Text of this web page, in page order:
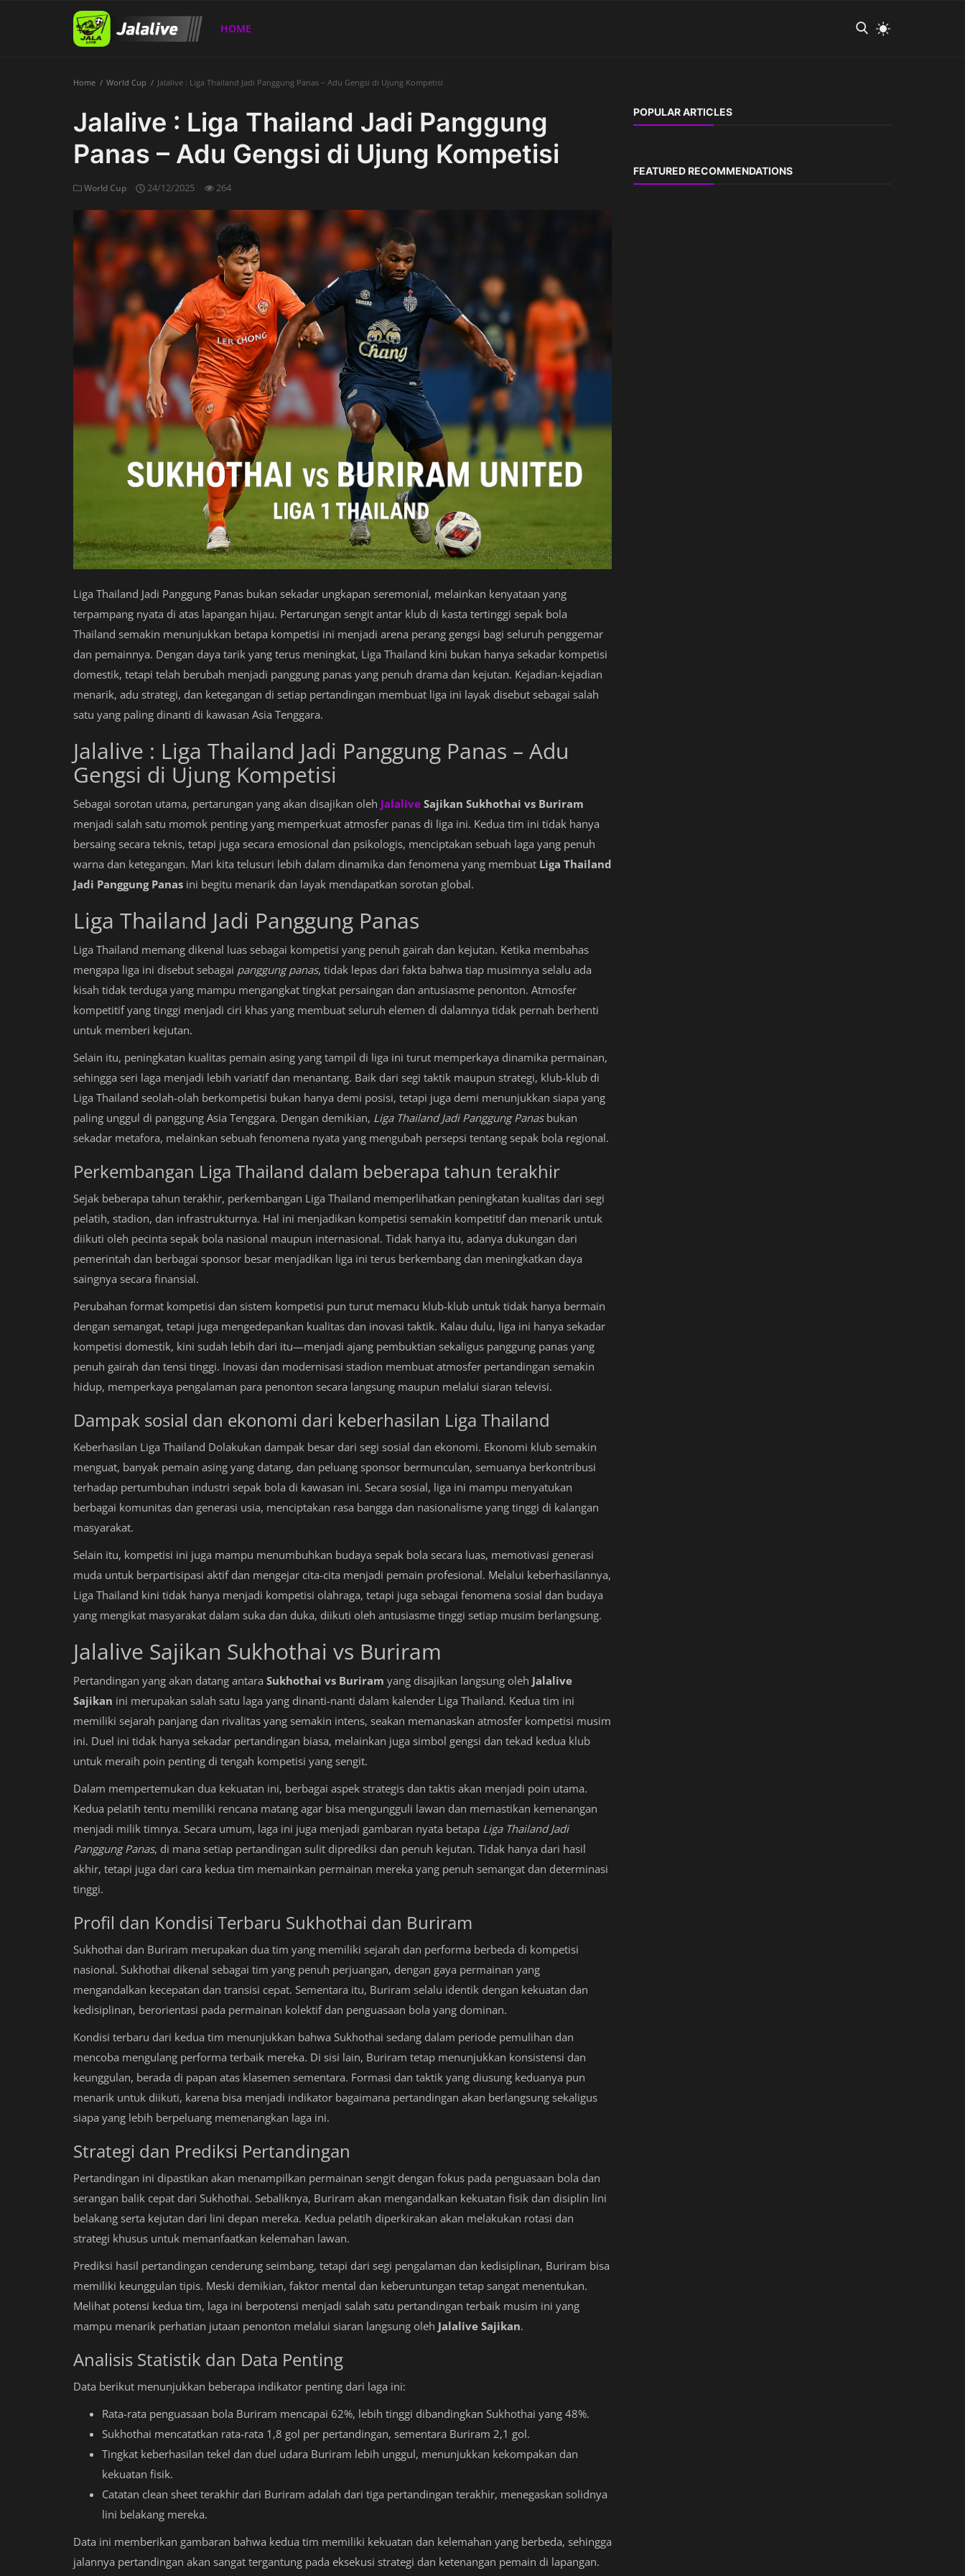
HOME
Home World Cup Jalalive : Liga Thailand Jadi Panggung Panas – Adu Gengsi di Ujung Kompetisi
Jalalive : Liga Thailand Jadi Panggung
Panas – Adu Gengsi di Ujung Kompetisi
World Cup 24/12/2025 264
Liga Thailand Jadi Panggung Panas bukan sekadar ungkapan seremonial, melainkan kenyataan yang
terpampang nyata di atas lapangan hijau. Pertarungan sengit antar klub di kasta tertinggi sepak bola
Thailand semakin menunjukkan betapa kompetisi ini menjadi arena perang gengsi bagi seluruh penggemar
dan pemainnya. Dengan daya tarik yang terus meningkat, Liga Thailand kini bukan hanya sekadar kompetisi
domestik, tetapi telah berubah menjadi panggung panas yang penuh drama dan kejutan. Kejadian-kejadian
menarik, adu strategi, dan ketegangan di setiap pertandingan membuat liga ini layak disebut sebagai salah
satu yang paling dinanti di kawasan Asia Tenggara.
Jalalive : Liga Thailand Jadi Panggung Panas – Adu
Gengsi di Ujung Kompetisi
Sebagai sorotan utama, pertarungan yang akan disajikan oleh Jalalive Sajikan Sukhothai vs Buriram
menjadi salah satu momok penting yang memperkuat atmosfer panas di liga ini. Kedua tim ini tidak hanya
bersaing secara teknis, tetapi juga secara emosional dan psikologis, menciptakan sebuah laga yang penuh
warna dan ketegangan. Mari kita telusuri lebih dalam dinamika dan fenomena yang membuat Liga Thailand
Jadi Panggung Panas ini begitu menarik dan layak mendapatkan sorotan global.
Liga Thailand Jadi Panggung Panas
Liga Thailand memang dikenal luas sebagai kompetisi yang penuh gairah dan kejutan. Ketika membahas
mengapa liga ini disebut sebagai panggung panas, tidak lepas dari fakta bahwa tiap musimnya selalu ada
kisah tidak terduga yang mampu mengangkat tingkat persaingan dan antusiasme penonton. Atmosfer
kompetitif yang tinggi menjadi ciri khas yang membuat seluruh elemen di dalamnya tidak pernah berhenti
untuk memberi kejutan.
Selain itu, peningkatan kualitas pemain asing yang tampil di liga ini turut memperkaya dinamika permainan,
sehingga seri laga menjadi lebih variatif dan menantang. Baik dari segi taktik maupun strategi, klub-klub di
Liga Thailand seolah-olah berkompetisi bukan hanya demi posisi, tetapi juga demi menunjukkan siapa yang
paling unggul di panggung Asia Tenggara. Dengan demikian, Liga Thailand Jadi Panggung Panasbukan
sekadar metafora, melainkan sebuah fenomena nyata yang mengubah persepsi tentang sepak bola regional.
Perkembangan Liga Thailand dalam beberapa tahun terakhir
Sejak beberapa tahun terakhir, perkembangan Liga Thailand memperlihatkan peningkatan kualitas dari segi
pelatih, stadion, dan infrastrukturnya. Hal ini menjadikan kompetisi semakin kompetitif dan menarik untuk
diikuti oleh pecinta sepak bola nasional maupun internasional. Tidak hanya itu, adanya dukungan dari
pemerintah dan berbagai sponsor besar menjadikan liga ini terus berkembang dan meningkatkan daya
saingnya secara finansial.
Perubahan format kompetisi dan sistem kompetisi pun turut memacu klub-klub untuk tidak hanya bermain
dengan semangat, tetapi juga mengedepankan kualitas dan inovasi taktik. Kalau dulu, liga ini hanya sekadar
kompetisi domestik, kini sudah lebih dari itu—menjadi ajang pembuktian sekaligus panggung panas yang
penuh gairah dan tensi tinggi. Inovasi dan modernisasi stadion membuat atmosfer pertandingan semakin
hidup, memperkaya pengalaman para penonton secara langsung maupun melalui siaran televisi.
Dampak sosial dan ekonomi dari keberhasilan Liga Thailand
Keberhasilan Liga Thailand Dolakukan dampak besar dari segi sosial dan ekonomi. Ekonomi klub semakin
menguat, banyak pemain asing yang datang, dan peluang sponsor bermunculan, semuanya berkontribusi
terhadap pertumbuhan industri sepak bola di kawasan ini. Secara sosial, liga ini mampu menyatukan
berbagai komunitas dan generasi usia, menciptakan rasa bangga dan nasionalisme yang tinggi di kalangan
masyarakat.
Selain itu, kompetisi ini juga mampu menumbuhkan budaya sepak bola secara luas, memotivasi generasi
muda untuk berpartisipasi aktif dan mengejar cita-cita menjadi pemain profesional. Melalui keberhasilannya,
Liga Thailand kini tidak hanya menjadi kompetisi olahraga, tetapi juga sebagai fenomena sosial dan budaya
yang mengikat masyarakat dalam suka dan duka, diikuti oleh antusiasme tinggi setiap musim berlangsung.
Jalalive Sajikan Sukhothai vs Buriram
Pertandingan yang akan datang antara Sukhothai vs Buriram yang disajikan langsung oleh Jalalive
Sajikan ini merupakan salah satu laga yang dinanti-nanti dalam kalender Liga Thailand. Kedua tim ini
memiliki sejarah panjang dan rivalitas yang semakin intens, seakan memanaskan atmosfer kompetisi musim
ini. Duel ini tidak hanya sekadar pertandingan biasa, melainkan juga simbol gengsi dan tekad kedua klub
untuk meraih poin penting di tengah kompetisi yang sengit.
Dalam mempertemukan dua kekuatan ini, berbagai aspek strategis dan taktis akan menjadi poin utama.
Kedua pelatih tentu memiliki rencana matang agar bisa mengungguli lawan dan memastikan kemenangan
menjadi milik timnya. Secara umum, laga ini juga menjadi gambaran nyata betapa Liga Thailand Jadi
Panggung Panas, di mana setiap pertandingan sulit diprediksi dan penuh kejutan. Tidak hanya dari hasil
akhir, tetapi juga dari cara kedua tim memainkan permainan mereka yang penuh semangat dan determinasi
tinggi.
Profil dan Kondisi Terbaru Sukhothai dan Buriram
Sukhothai dan Buriram merupakan dua tim yang memiliki sejarah dan performa berbeda di kompetisi
nasional. Sukhothai dikenal sebagai tim yang penuh perjuangan, dengan gaya permainan yang
mengandalkan kecepatan dan transisi cepat. Sementara itu, Buriram selalu identik dengan kekuatan dan
kedisiplinan, berorientasi pada permainan kolektif dan penguasaan bola yang dominan.
Kondisi terbaru dari kedua tim menunjukkan bahwa Sukhothai sedang dalam periode pemulihan dan
mencoba mengulang performa terbaik mereka. Di sisi lain, Buriram tetap menunjukkan konsistensi dan
keunggulan, berada di papan atas klasemen sementara. Formasi dan taktik yang diusung keduanya pun
menarik untuk diikuti, karena bisa menjadi indikator bagaimana pertandingan akan berlangsung sekaligus
siapa yang lebih berpeluang memenangkan laga ini.
Strategi dan Prediksi Pertandingan
Pertandingan ini dipastikan akan menampilkan permainan sengit dengan fokus pada penguasaan bola dan
serangan balik cepat dari Sukhothai. Sebaliknya, Buriram akan mengandalkan kekuatan fisik dan disiplin lini
belakang serta kejutan dari lini depan mereka. Kedua pelatih diperkirakan akan melakukan rotasi dan
strategi khusus untuk memanfaatkan kelemahan lawan.
Prediksi hasil pertandingan cenderung seimbang, tetapi dari segi pengalaman dan kedisiplinan, Buriram bisa
memiliki keunggulan tipis. Meski demikian, faktor mental dan keberuntungan tetap sangat menentukan.
Melihat potensi kedua tim, laga ini berpotensi menjadi salah satu pertandingan terbaik musim ini yang
mampu menarik perhatian jutaan penonton melalui siaran langsung oleh Jalalive Sajikan.
Analisis Statistik dan Data Penting
Data berikut menunjukkan beberapa indikator penting dari laga ini:
Rata-rata penguasaan bola Buriram mencapai 62%, lebih tinggi dibandingkan Sukhothai yang 48%.
Sukhothai mencatatkan rata-rata 1,8 gol per pertandingan, sementara Buriram 2,1 gol.
Tingkat keberhasilan tekel dan duel udara Buriram lebih unggul, menunjukkan kekompakan dan
kekuatan fisik.
Catatan clean sheet terakhir dari Buriram adalah dari tiga pertandingan terakhir, menegaskan solidnya
lini belakang mereka.
Data ini memberikan gambaran bahwa kedua tim memiliki kekuatan dan kelemahan yang berbeda, sehingga
jalannya pertandingan akan sangat tergantung pada eksekusi strategi dan ketenangan pemain di lapangan.
POPULAR ARTICLES
FEATURED RECOMMENDATIONS